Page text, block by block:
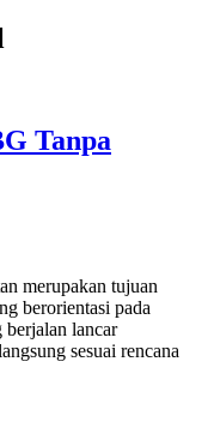
Tanpa
merupakan tujuan
berorientasi pada
berjalan lancar
sesuai rencana